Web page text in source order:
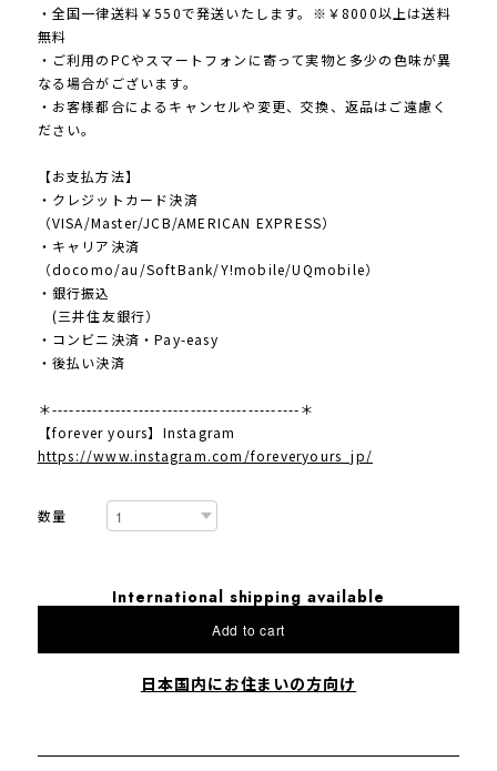
・全国一律送料￥550で発送いたします。※￥8000以上は送料
無料
・ご利用のPCやスマートフォンに寄って実物と多少の色味が異
なる場合がございます。
・お客様都合によるキャンセルや変更、交換、返品はご遠慮く
ださい。
【お支払方法】
・クレジットカード決済
（VISA/Master/JCB/AMERICAN EXPRESS）
・キャリア決済
（docomo/au/SoftBank/Y!mobile/UQmobile）
・銀行振込
(三井住友銀行）
・コンビニ決済・Pay-easy
・後払い決済
＊-------------------------------------------＊
【forever yours】Instagram
https://www.instagram.com/foreveryours_jp/
数量
International shipping available
Add to cart
日本国内にお住まいの方向け